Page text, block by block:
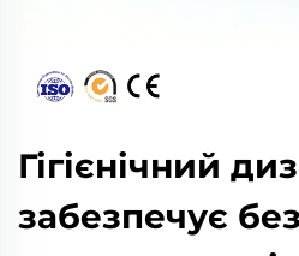
Гігієнічний
забезпечує